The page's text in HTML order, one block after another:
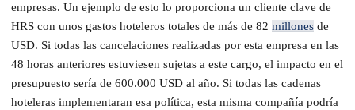
empresas. Un ejemplo de esto lo proporciona un cliente clave de
HRS con unos gastos hoteleros totales de más de 82 millones de
USD. Si todas las cancelaciones realizadas por esta empresa en las
48 horas anteriores estuviesen sujetas a este cargo, el impacto en el
presupuesto sería de 600.000 USD al año. Si todas las cadenas
hoteleras implementaran esa política, esta misma compañía podría